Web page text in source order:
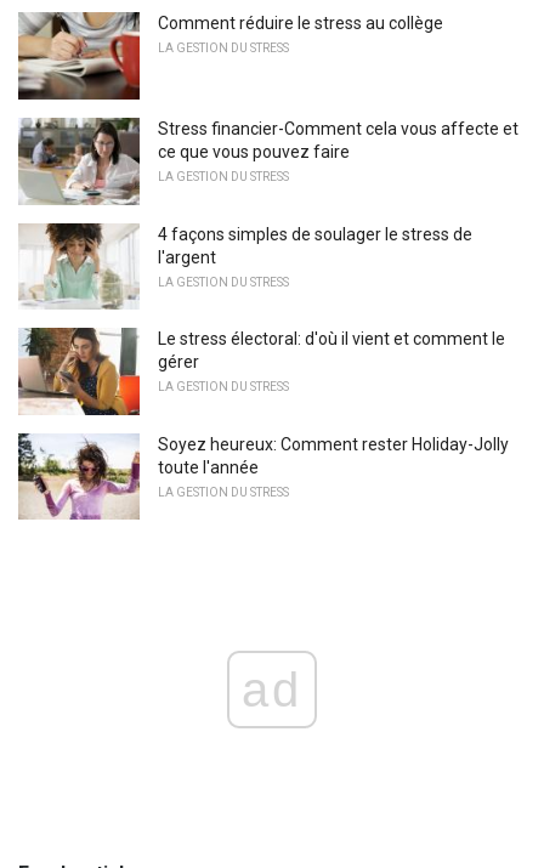
Comment réduire le stress au collège
LA GESTION DU STRESS
Stress financier-Comment cela vous affecte et
ce que vous pouvez faire
LA GESTION DU STRESS
4 façons simples de soulager le stress de
l'argent
LA GESTION DU STRESS
Le stress électoral: d'où il vient et comment le
gérer
LA GESTION DU STRESS
Soyez heureux: Comment rester Holiday-Jolly
toute l'année
LA GESTION DU STRESS
ad